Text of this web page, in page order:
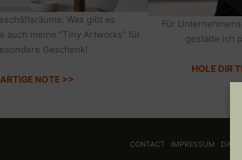
Was gibt es
auch meine "Tiny Artworks" für
Geschenk!
NOTE >>
Für
gestalte ich
HOLE DIR
CONTACT IMPRESSUM